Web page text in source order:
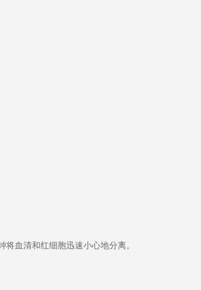
血清和红细胞迅速小心地分离。